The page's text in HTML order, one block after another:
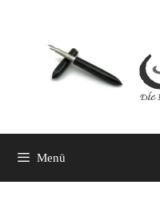
springen
Menü